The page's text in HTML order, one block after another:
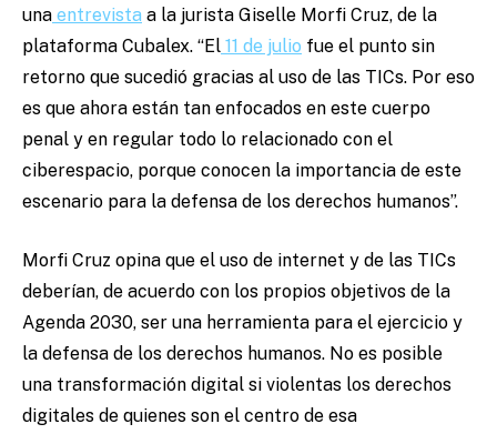
una entrevista a la jurista Giselle Morfi Cruz, de la
plataforma Cubalex. “El 11 de julio fue el punto sin
retorno que sucedió gracias al uso de las TICs. Por eso
es que ahora están tan enfocados en este cuerpo
penal y en regular todo lo relacionado con el
ciberespacio, porque conocen la importancia de este
escenario para la defensa de los derechos humanos”.
Morfi Cruz opina que el uso de internet y de las TICs
deberían, de acuerdo con los propios objetivos de la
Agenda 2030, ser una herramienta para el ejercicio y
la defensa de los derechos humanos. No es posible
una transformación digital si violentas los derechos
digitales de quienes son el centro de esa